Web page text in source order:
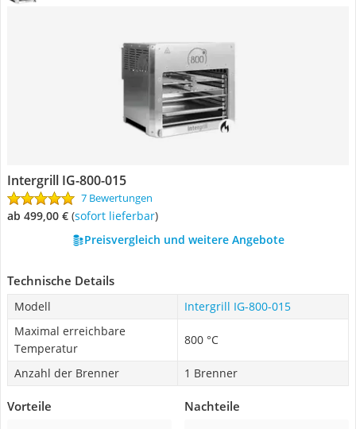
Intergrill IG-800-015
7 Bewertungen
ab 499,00 € ( Sofort lieferbar)
Preisvergleich und weitere Angebote
Technische Details
Modell
Intergrill IG-800-015
Maximal erreichbare
Temperatur
800 °C
Anzahl der Brenner 1 Brenner
Vorteile Nachteile